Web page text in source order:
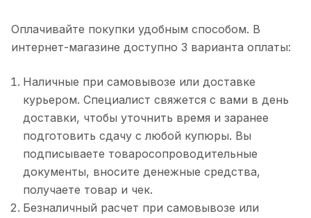
Оплачивайте покупки удобным способом. В
интернет-магазине доступно 3 варианта оплаты:
Наличные при самовывозе или доставке
курьером. Специалист свяжется с вами в день
доставки, чтобы уточнить время и заранее
подготовить сдачу с любой купюры. Вы
подписываете товаросопроводительные
документы, вносите денежные средства,
получаете товар и чек.
Безналичный расчет при самовывозе или